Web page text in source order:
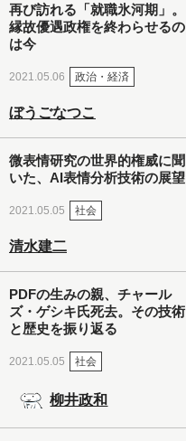
再び訪れる「就職氷河期」。
縁故優遇政権を終わらせるの
は今
2021.05.06 政治・経済
ぼうごなつこ
微表情研究の世界的権威に聞
いた、AI表情分析技術の展望
2021.05.05 社会
清水建二
PDFの生みの親、チャール
ズ・ゲシキ氏死去。その技術
と歴史を振り返る
2021.05.05 社会
柳井政和